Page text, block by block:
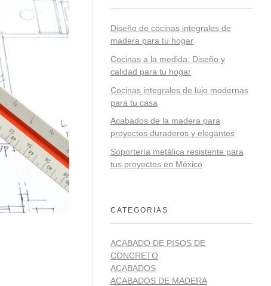
Diseño de cocinas integrales de
madera para tu hogar
Cocinas a la medida: Diseño y
calidad para tu hogar
Cocinas integrales de lujo modernas
para tu casa
Acabados de la madera para
proyectos duraderos y elegantes
Soportería metálica resistente para
tus proyectos en México
CATEGORIAS
ACABADO DE PISOS DE
CONCRETO
ACABADOS
ACABADOS DE MADERA